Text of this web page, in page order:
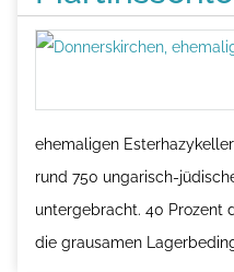
ehemaligen
rund 750 ungarisch-
untergebracht. 40 Prozent
die grausamen